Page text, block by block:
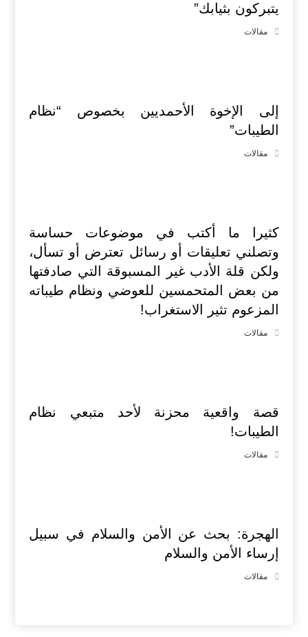
يتبركون بثيابك”
مقالات
إلى الإخوة الأحمديين بخصوص “نظام
الطيبات”
مقالات
كثيرا ما أكتب في موضوعات حساسة
وتصلني تعليقات أو رسائل تعترض أو تسأل،
ولكن قلة الأدب غير المسبوقة التي صادفتها
من بعض المتحمسين للعوضي ونظام طيباته
المزعوم تثير الاستغراب!
مقالات
قصة واقعية محزنة لأحد متبعي نظام
الطيبات!
مقالات
الهجرة: بحث عن الأمن والسلام في سبيل
إرساء الأمن والسلام
مقالات